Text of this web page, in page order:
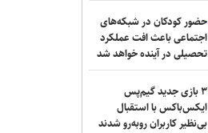
حضور کودکان در شبکه‌های
اجتماعی باعث افت عملکرد
تحصیلی در آینده خواهد شد
۳ بازی جدید گیم‌پس
ایکس‌باکس با استقبال
بی‌نظیر کاربران روبه‌رو شدند